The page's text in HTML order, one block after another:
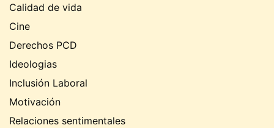
Calidad de vida
Cine
Derechos PCD
Ideologias
Inclusión Laboral
Motivación
Relaciones sentimentales